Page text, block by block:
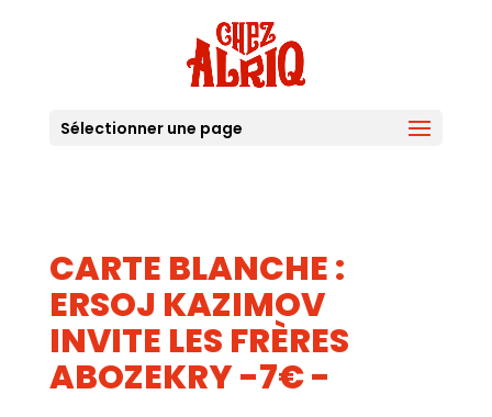
Sélectionner une page
CARTE BLANCHE :
ERSOJ KAZIMOV
INVITE LES FRÈRES
ABOZEKRY -7€ -